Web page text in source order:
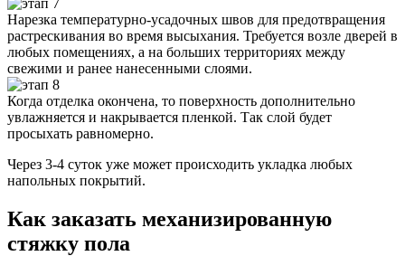
Нарезка температурно-усадочных швов для предотвращения
растрескивания во время высыхания. Требуется возле дверей в
любых помещениях, а на больших территориях между
свежими и ранее нанесенными слоями.
Когда отделка окончена, то поверхность дополнительно
увлажняется и накрывается пленкой. Так слой будет
просыхать равномерно.
Через 3-4 суток уже может происходить укладка любых
напольных покрытий.
Как заказать механизированную
стяжку пола